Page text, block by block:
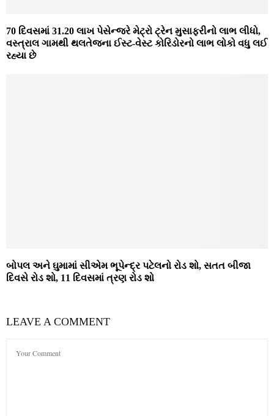
70 દિવસમાં 31.20 લાખ પેસેન્જરે મેટ્રો ટ્રેન મુસાફરીનો લાભ લીધો,
વસ્ત્રાલ ગામથી થલતેજના ઈસ્ટ-વેસ્ટ કોરિડોરનો લાભ લોકો વધુ લઈ
રહ્યા છે
બોપલ અને ઘુમામાં સીએમ ભૂપેન્દ્ર પટેલનો રોડ શો, સતત બીજા
દિવસે રોડ શો, 11 દિવસમાં ત્રણ રોડ શો
LEAVE A COMMENT